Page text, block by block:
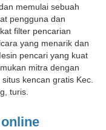
memulai sebuah
pengguna dan
filter pencarian
yang menarik dan
pencari yang kuat
mitra dengan
kencan gratis Kec.
turis.